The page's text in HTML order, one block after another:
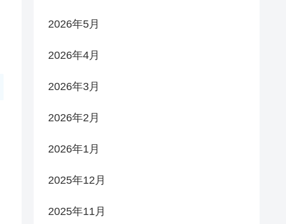
2026年5月
2026年4月
2026年3月
2026年2月
2026年1月
2025年12月
2025年11月